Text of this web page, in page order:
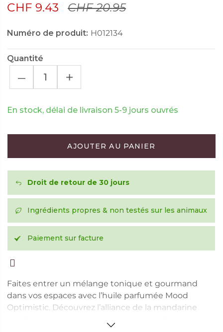
CHF 9.43 CHF 20.95
Numéro de produit: H012134
Quantité
– +
En stock, délai de livraison 5-9 jours ouvrés
AJOUTER AU PANIER
Droit de retour de 30 jours
Ingrédients propres & non testés sur les animaux
Paiement sur facture
Faites entrer un mélange tonique et gourmand
dans vos espaces avec l’huile parfumée Mood
Optimistic. Découvrez l’alliance de la mandarine